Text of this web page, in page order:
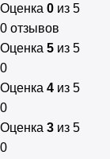
Оценка 0 из 5
0 отзывов
Оценка 5 из 5
0
Оценка 4 из 5
0
Оценка 3 из 5
0